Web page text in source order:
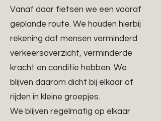
Vanaf daar fietsen we een vooraf
geplande route. We houden hierbij
rekening dat mensen verminderd
verkeersoverzicht, verminderde
kracht en conditie hebben. We
blijven daarom dicht bij elkaar of
rijden in kleine groepjes.
We blijven regelmatig op elkaar